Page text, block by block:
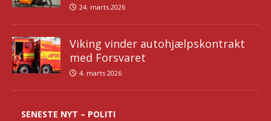
24. marts 2026
Viking vinder autohjælpskontrakt
med Forsvaret
4. marts 2026
SENESTE NYT – POLITI